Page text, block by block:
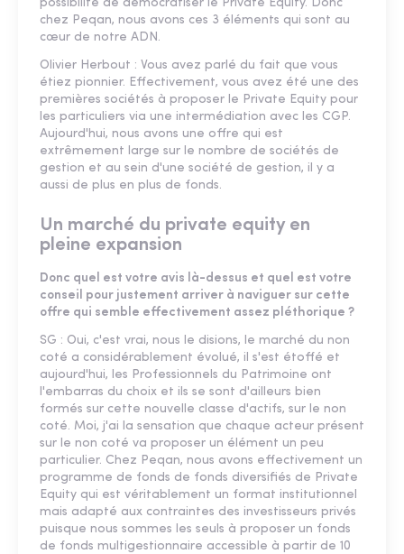
possibilité de démocratiser le Private Equity. Donc
chez Peqan, nous avons ces 3 éléments qui sont au
cœur de notre ADN.
Olivier Herbout : Vous avez parlé du fait que vous
étiez pionnier. Effectivement, vous avez été une des
premières sociétés à proposer le Private Equity pour
les particuliers via une intermédiation avec les CGP.
Aujourd'hui, nous avons une offre qui est
extrêmement large sur le nombre de sociétés de
gestion et au sein d'une société de gestion, il y a
aussi de plus en plus de fonds.
Un marché du private equity en
pleine expansion
Donc quel est votre avis là-dessus et quel est votre
conseil pour justement arriver à naviguer sur cette
offre qui semble effectivement assez pléthorique ?
SG : Oui, c'est vrai, nous le disions, le marché du non
coté a considérablement évolué, il s'est étoffé et
aujourd'hui, les Professionnels du Patrimoine ont
l'embarras du choix et ils se sont d'ailleurs bien
formés sur cette nouvelle classe d'actifs, sur le non
coté. Moi, j'ai la sensation que chaque acteur présent
sur le non coté va proposer un élément un peu
particulier. Chez Peqan, nous avons effectivement un
programme de fonds de fonds diversifiés de Private
Equity qui est véritablement un format institutionnel
mais adapté aux contraintes des investisseurs privés
puisque nous sommes les seuls à proposer un fonds
de fonds multigestionnaire accessible à partir de 10